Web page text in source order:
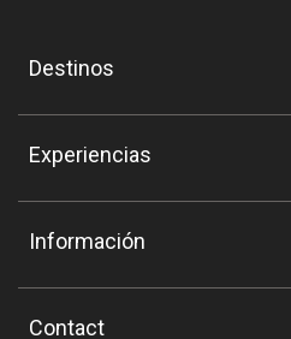
Destinos
Experiencias
Información
Contact